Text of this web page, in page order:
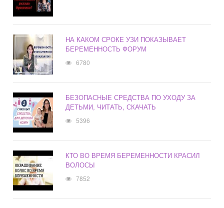
НА КАКОМ СРОКЕ УЗИ ПОКАЗЫВАЕТ
БЕРЕМЕННОСТЬ ФОРУМ
6780
БЕЗОПАСНЫЕ СРЕДСТВА ПО УХОДУ ЗА
ДЕТЬМИ, ЧИТАТЬ, СКАЧАТЬ
5396
КТО ВО ВРЕМЯ БЕРЕМЕННОСТИ КРАСИЛ
ВОЛОСЫ
7852